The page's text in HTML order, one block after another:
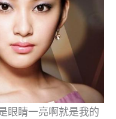
眼睛一亮啊就是我的